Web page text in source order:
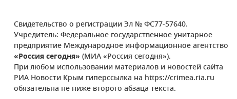
Свидетельство о регистрации Эл № ФС77-57640.
Учредитель: Федеральное государственное унитарное
предприятие Международное информационное агентство
«Россия сегодня» (МИА «Россия сегодня»).
При любом использовании материалов и новостей сайта
РИА Новости Крым гиперссылка на https://crimea.ria.ru
обязательна не ниже второго абзаца текста.